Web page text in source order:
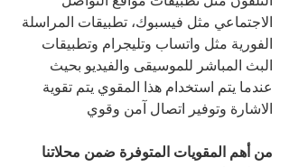
الاجتماعي مثل فيسبوك، تطبيقات المراسلة
الفورية مثل واتساب وتليجرام وتطبيقات
البث المباشر للموسيقى والفيديو بحيث
عندما يتم استخدام هذا المقوي يتم تقوية
الاشارة وتوفير اتصال آمن وقوي
من أهم المقويات المتوفرة ضمن محلاتنا